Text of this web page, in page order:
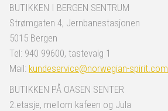
BUTIKKEN I BERGEN SENTRUM
Strømgaten 4, Jernbanestasjonen
5015 Bergen
Tel: 940 99600, tastevalg 1
Mail: kundeservice@norwegian-spirit.com
BUTIKKEN PÅ OASEN SENTER
2.etasje, mellom kafeen og Jula